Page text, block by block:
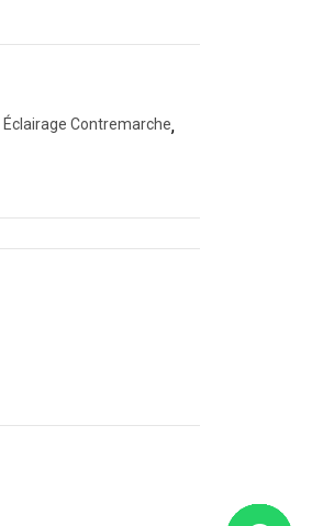
Éclairage Contremarche,